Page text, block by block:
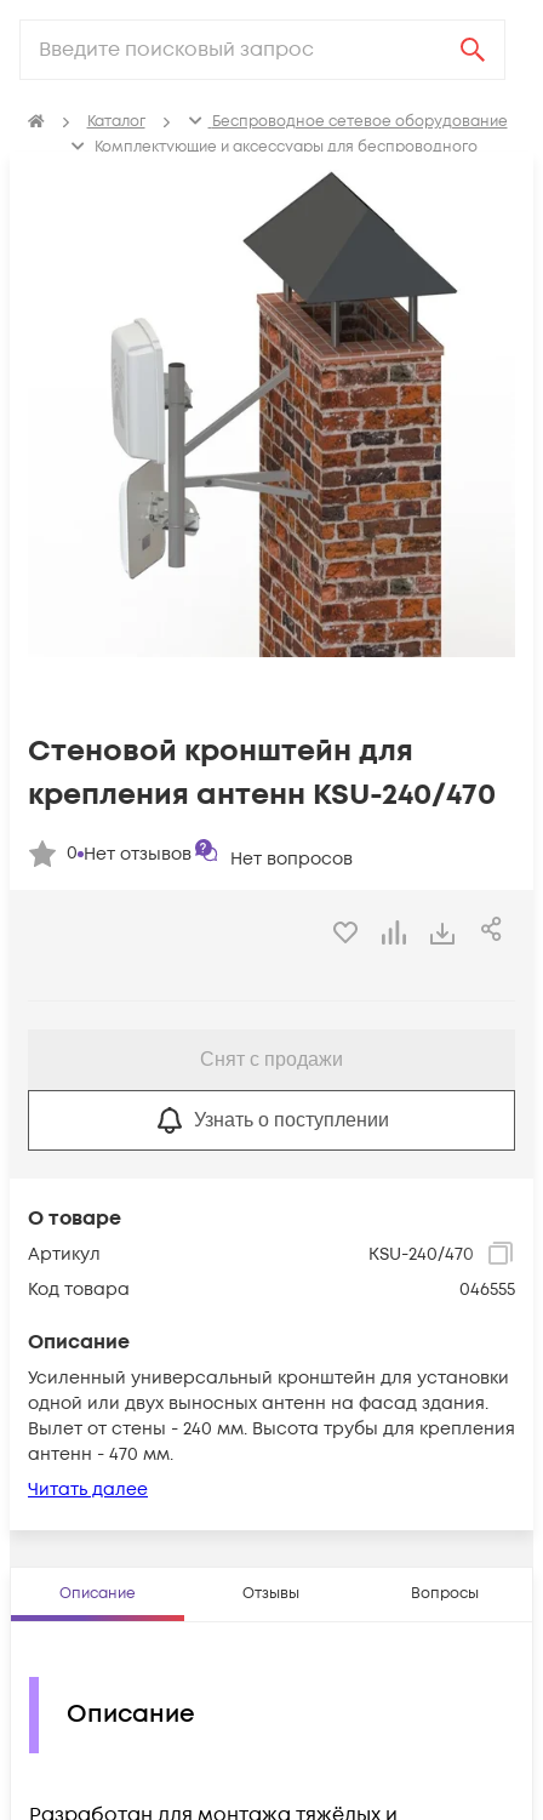
Каталог
Беспроводное сетевое оборудование
Комплектующие и аксессуары для беспроводного
О товаре
Артикул
KSU-240/470
Код товара
046555
Описание
Усиленный универсальный кронштейн для установки
одной или двух выносных антенн на фасад здания.
Вылет от стены - 240 мм. Высота трубы для крепления
антенн - 470 мм.
Читать далее
Стеновой кронштейн для
крепления антенн KSU-240/470
0 Нет отзывов Нет вопросов
Снят с продажи
Узнать о поступлении
Описание Отзывы Вопросы
Описание